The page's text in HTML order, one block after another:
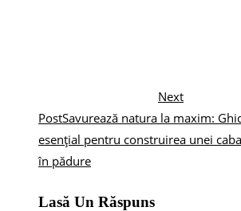
Next
PostSavurează natura la maxim:
esențial pentru construirea unei
în pădure
Lasă Un Răspuns